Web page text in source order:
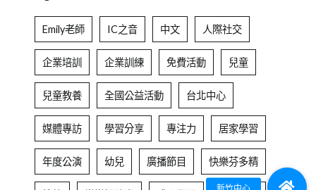
Emily老師 IC之音 中文 人際社交
企業培訓 企業訓練 免費活動 兒童
兒童教養 全國公益活動 台北中心
媒體專訪 學習分享 專注力 居家學習
年度公演 幼兒 廣播節目 快樂芬多精